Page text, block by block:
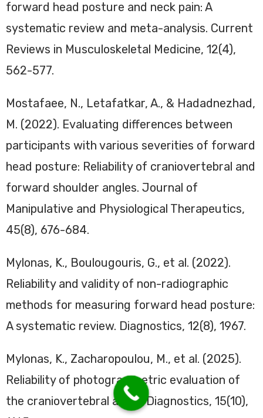
forward head posture and neck pain: A
systematic review and meta-analysis. Current
Reviews in Musculoskeletal Medicine, 12(4),
562-577.
Mostafaee, N., Letafatkar, A., & Hadadnezhad,
M. (2022). Evaluating differences between
participants with various severities of forward
head posture: Reliability of craniovertebral and
forward shoulder angles. Journal of
Manipulative and Physiological Therapeutics,
45(8), 676-684.
Mylonas, K., Boulougouris, G., et al. (2022).
Reliability and validity of non-radiographic
methods for measuring forward head posture:
A systematic review. Diagnostics, 12(8), 1967.
Mylonas, K., Zacharopoulou, M., et al. (2025).
Reliability of photogrammetric evaluation of
the craniovertebral angle. Diagnostics, 15(10),